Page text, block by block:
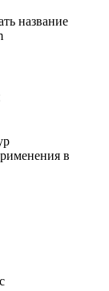
название
в